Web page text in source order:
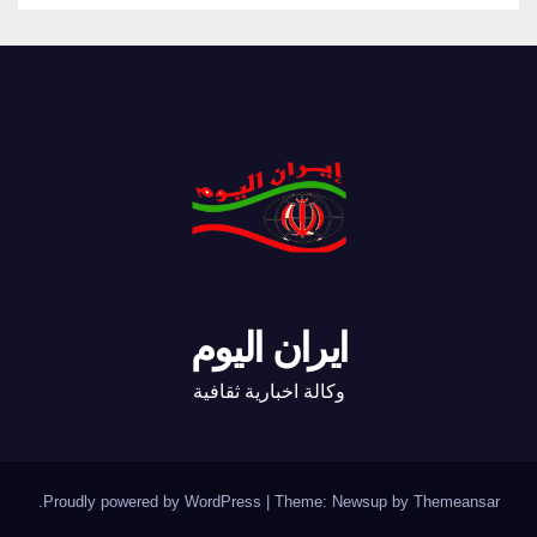
ايران اليوم
وكالة اخبارية ثقافية
Proudly powered by WordPress Theme: Newsup by Themeansar
.